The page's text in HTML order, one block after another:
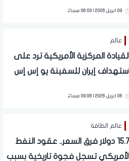
09 ابريل 2026 | 06:03 مساءً
عالم
القيادة المركزية الأمريكية ترد على
استهداف إيران للسفينة يو إس إس
06 ابريل 2026 | 09:06 مساءً
عالم الطاقة
15.7 دولار فرق السعر.. عقود النفط
الأمريكي تسجل فجوة تاريخية بسبب